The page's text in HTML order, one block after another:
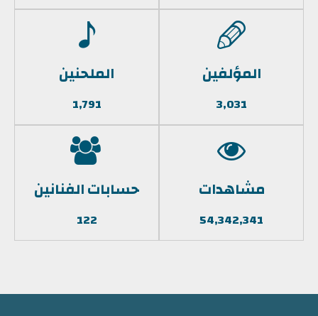
المؤلفين
3,031
الملحنين
1,791
مشاهدات
54,342,341
حسابات الفنانين
122